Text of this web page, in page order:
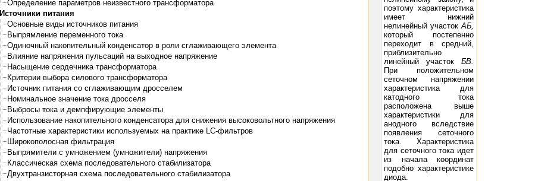
Определение параметров неизвестного трансформатора
Источники питания
Основные виды источников питания
Выпрямление переменного тока
Одиночный накопительный конденсатор в роли сглаживающего элемента
Влияние напряжения пульсаций на выходное напряжение
Насыщение сердечника трансформатора
Критерии выбора силового трансформатора
Источник питания со сглаживающим дросселем
Номинальное значение тока дросселя
Выбросы тока и демпфирующие элементы
Использование накопительного конденсатора для снижения высоковольтного напряжения
Частотные характеристики используемых на практике LC-фильтров
Широкополосная фильтрация
Выпрямители с умножением (умножители) напряжения
Классическая схема последовательного стабилизатора
Двухтранзисторная схема последовательного стабилизатора
поэтому характеристика
имеет нижний
нелинейный участок АБ,
который постепенно
переходит в средний,
приблизительно
линейный участок БВ.
При положительном
сеточном напряжении
характеристика для
катодного тока
расположена выше
характеристики для
анодного вследствие
появления сеточного
тока. Характеристика
для сеточного тока идет
из начала координат
подобно характеристике
диода.